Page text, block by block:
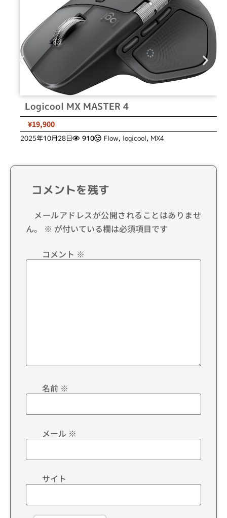
Logicool MX MASTER 4
¥19,900
2025年10月28日 910 Flow, logicool, MX4
コメントを残す
メールアドレスが公開されることはありませ
ん。
※ が付いている欄は必須項目です
コメント ※
名前 ※
メール ※
サイト